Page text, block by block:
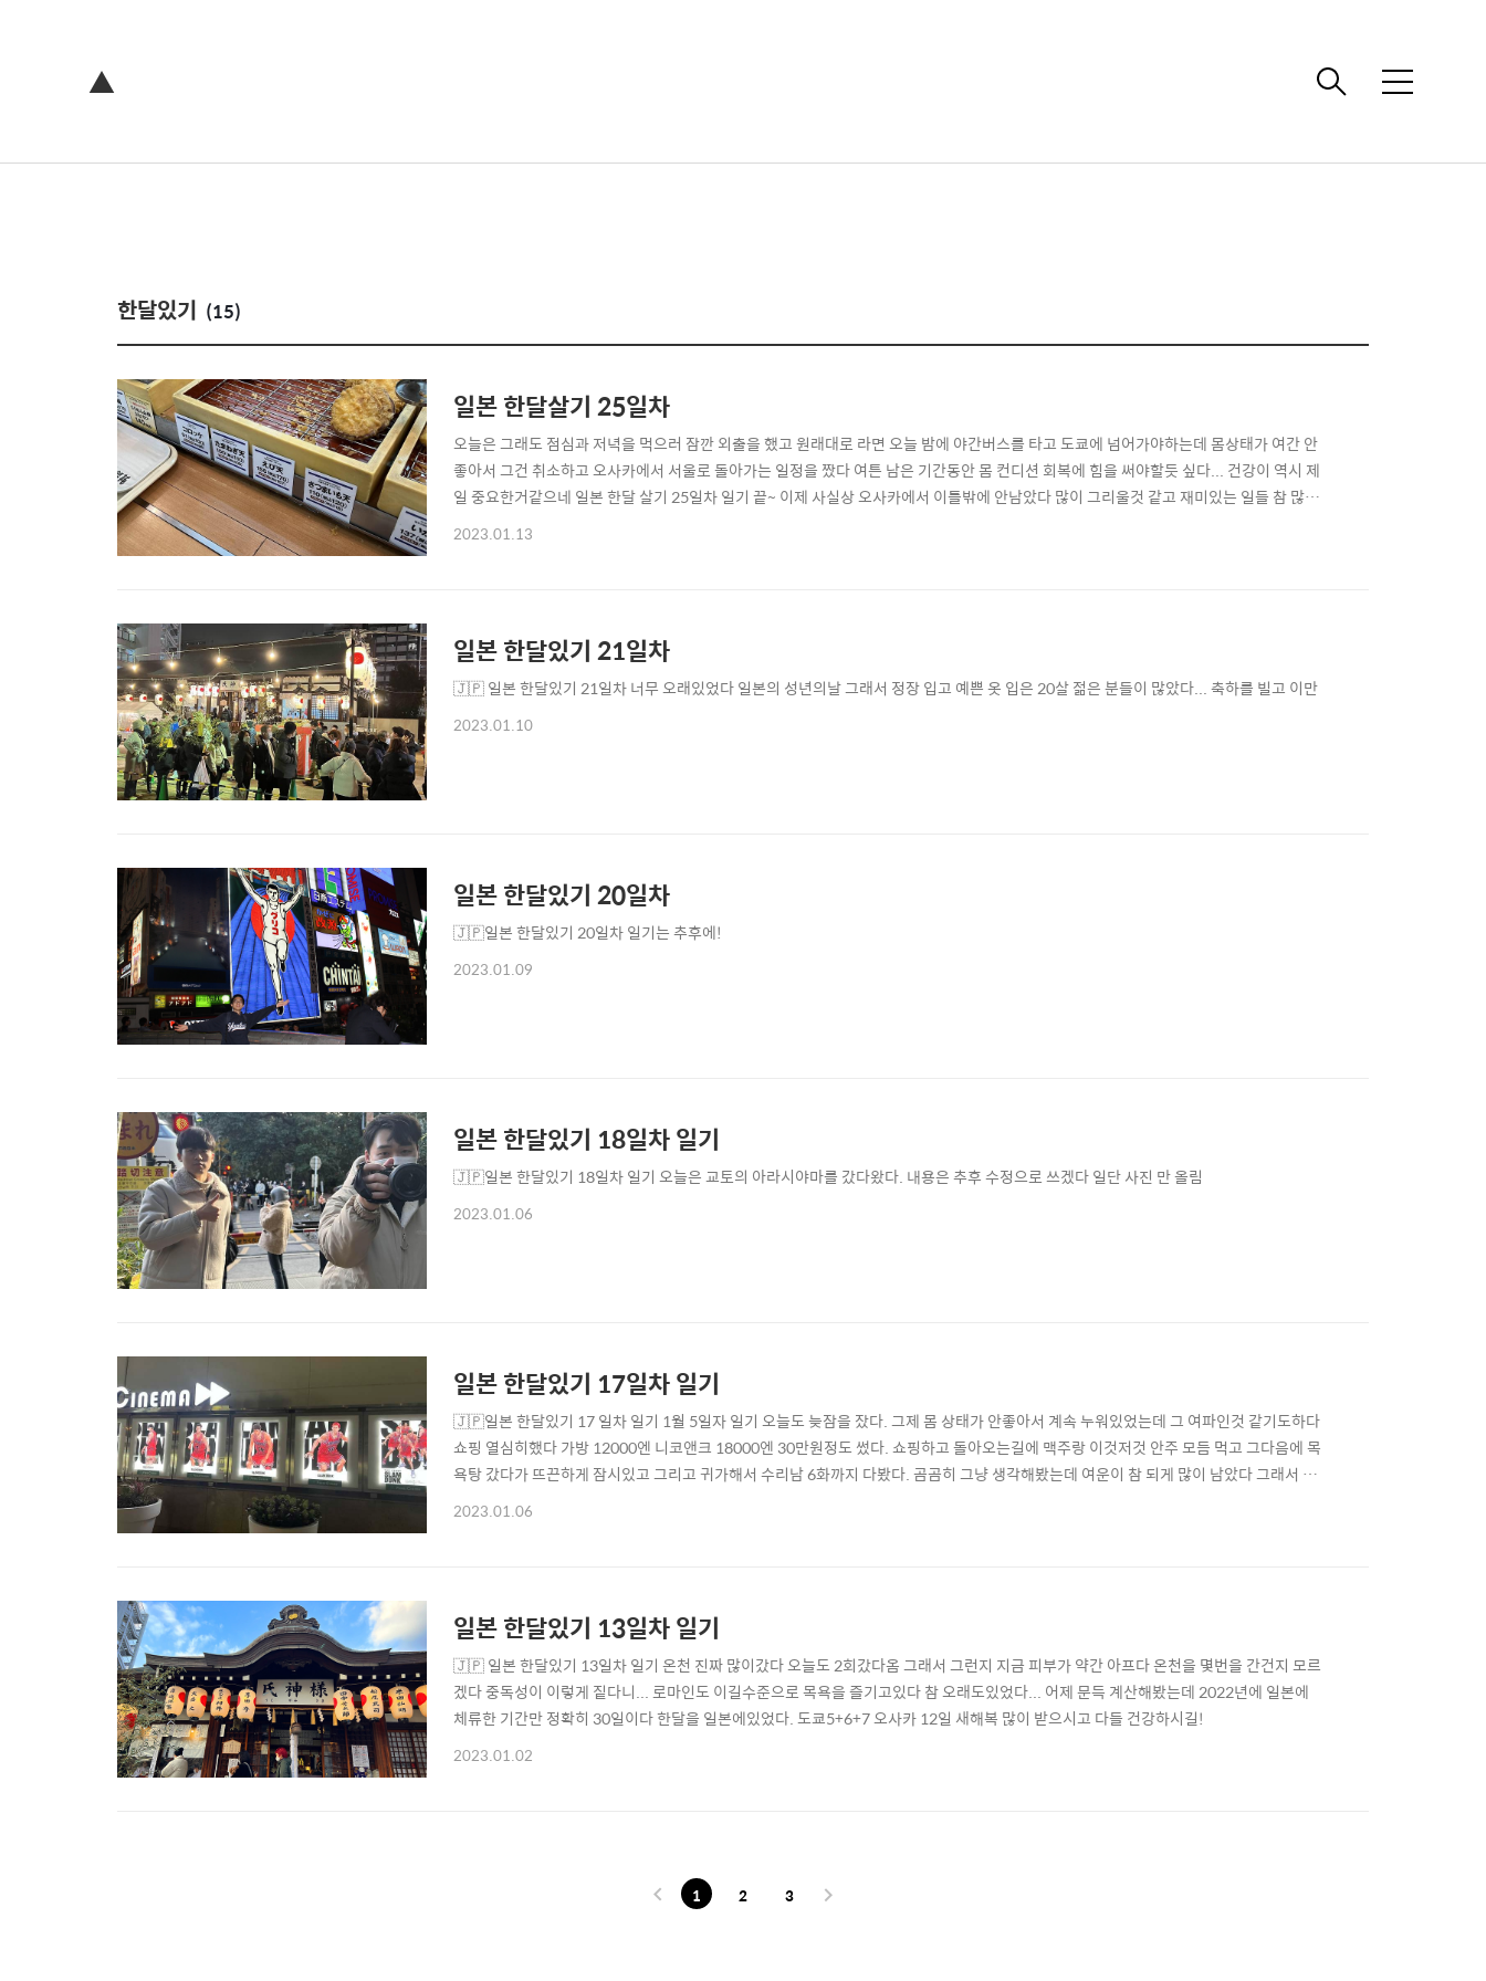
▲ 메
한달있기 (15)
일본 한달살기 25일차
오늘은 그래도 점심과 저녁을 먹으러 잠깐 외출을 했고 원래대로 라면 오늘 밤에 야간버스를 타고 도쿄에 넘어가야하는데 몸상태가 여간 안
좋아서 그건 취소하고 오사카에서 서울로 돌아가는 일정을 짰다 여튼 남은 기간동안 몸 컨디션 회복에 힘을 써야할듯 싶다... 건강이 역시 제
일 중요한거같으네 일본 한달 살기 25일차 일기 끝~ 이제 사실상 오사카에서 이틀밖에 안남았다 많이 그리울것 같고 재미있는 일들 참 많았
다 아 그리고 오랜만에 동네 온천갔었다
2023.01.13
일본 한달있기 21일차
🇯🇵 일본 한달있기 21일차 너무 오래있었다 일본의 성년의날 그래서 정장 입고 예쁜 옷 입은 20살 젊은 분들이 많았다... 축하를 빌고 이만
2023.01.10
일본 한달있기 20일차
🇯🇵일본 한달있기 20일차 일기는 추후에!
2023.01.09
일본 한달있기 18일차 일기
🇯🇵일본 한달있기 18일차 일기 오늘은 교토의 아라시야마를 갔다왔다. 내용은 추후 수정으로 쓰겠다 일단 사진 만 올림
2023.01.06
일본 한달있기 17일차 일기
🇯🇵일본 한달있기 17 일차 일기 1월 5일자 일기 오늘도 늦잠을 잤다. 그제 몸 상태가 안좋아서 계속 누워있었는데 그 여파인것 같기도하다
쇼핑 열심히했다 가방 12000엔 니코앤크 18000엔 30만원정도 썼다. 쇼핑하고 돌아오는길에 맥주랑 이것저것 안주 모듬 먹고 그다음에 목
욕탕 갔다가 뜨끈하게 잠시있고 그리고 귀가해서 수리남 6화까지 다봤다. 곰곰히 그냥 생각해봤는데 여운이 참 되게 많이 남았다 그래서 줄
거리도 다시 한번 읽어보고 참 윤종빈 감독은 이야기를 잘풀어나가고 궁금하게끔 잘 만드는것 같다. 하정우라는 배우도 마찬가지로 나는 시
2023.01.06
일본 한달있기 13일차 일기
🇯🇵 일본 한달있기 13일차 일기 온천 진짜 많이갔다 오늘도 2회갔다옴 그래서 그런지 지금 피부가 약간 아프다 온천을 몇번을 간건지 모르
겠다 중독성이 이렇게 짙다니... 로마인도 이길수준으로 목욕을 즐기고있다 참 오래도있었다... 어제 문득 계산해봤는데 2022년에 일본에
체류한 기간만 정확히 30일이다 한달을 일본에있었다. 도쿄5+6+7 오사카 12일 새해복 많이 받으시고 다들 건강하시길!
2023.01.02
1 2 3